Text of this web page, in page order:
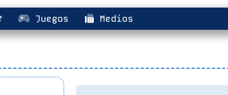
Juegos Medios